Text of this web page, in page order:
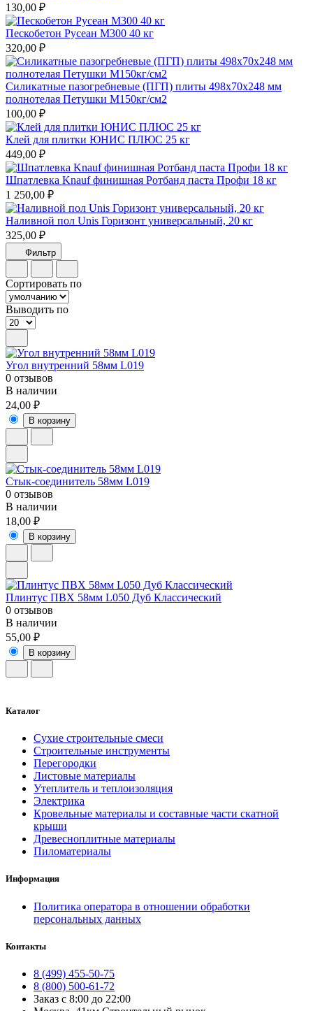
130,00 ₽
Пескобетон Русеан М300 40 кг
320,00 ₽
Силикатные пазогребневые (ПГП) плиты 498х70х248 мм
полнотелая Петушки М150кг/см2
100,00 ₽
Клей для плитки ЮНИС ПЛЮС 25 кг
449,00 ₽
Шпатлевка Knauf финишная Ротбанд паста Профи 18 кг
1 250,00 ₽
Наливной пол Unis Горизонт универсальный, 20 кг
325,00 ₽
Фильтр
Сортировать по
Выводить по
Угол внутренний 58мм L019
0 отзывов
В наличии
24,00 ₽
В корзину
Стык-соединитель 58мм L019
0 отзывов
В наличии
18,00 ₽
В корзину
Плинтус ПВХ 58мм L050 Дуб Классический
0 отзывов
В наличии
55,00 ₽
В корзину
Каталог
Сухие строительные смеси
Строительные инструменты
Перегородки
Листовые материалы
Утеплитель и теплоизоляция
Электрика
Кровельные материалы и составные части скатной
крыши
Древесноплитные материалы
Пиломатериалы
Информация
Политика оператора в отношении обработки
персональных данных
Контакты
8 (499) 455-50-75
8 (800) 500-61-72
Заказ с 8:00 до 22:00